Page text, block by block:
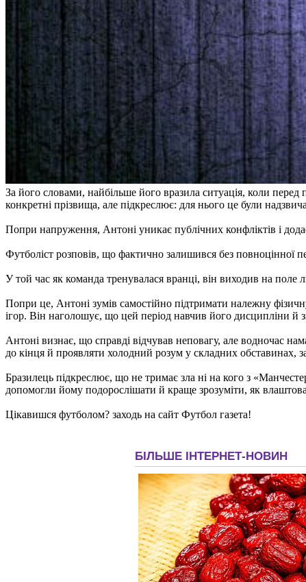
За його словами, найбільше його вразила ситуація, коли
конкретні прізвища, але підкреслює: для нього це були
Попри напруження, Антоні уникає публічних конфліктів і
Футболіст розповів, що фактично залишився без повноцінної
У той час як команда тренувалася вранці, він виходив на поле
Попри це, Антоні зумів самостійно підтримати належну
ігор. Він наголошує, що цей період навчив його дисципліни й
Антоні визнає, що справді відчував неповагу, але водночас
до кінця й проявляти холодний розум у складних обставинах,
Бразилець підкреслює, що не тримає зла ні на кого з
допомогли йому подорослішати й краще зрозуміти, як
Цікавишся футболом? заходь на сайт Футбол газета!